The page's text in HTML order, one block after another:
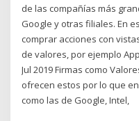
de las compañías más
Google y otras filiales. En
comprar acciones con
de valores, por ejemplo
Jul 2019 Firmas como
ofrecen estos por lo que
como las de Google, Intel,